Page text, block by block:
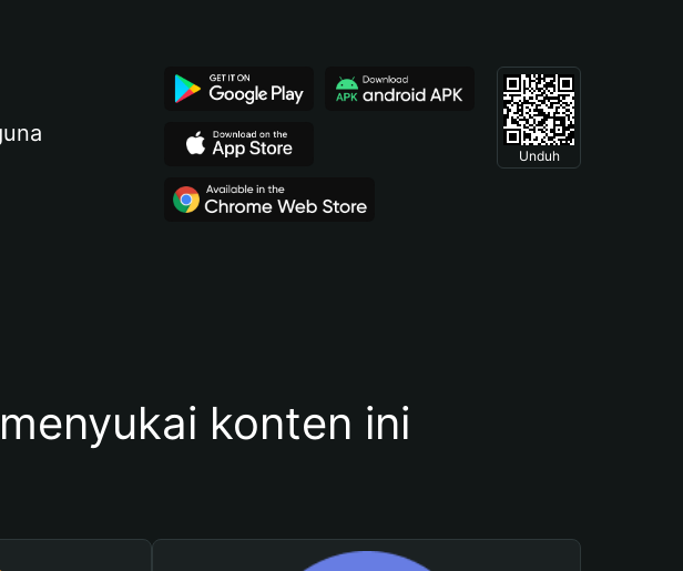
Unduh
konten ini